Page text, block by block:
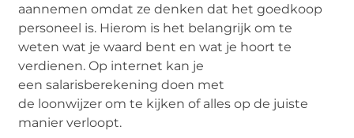
aannemen omdat ze denken dat het goedkoop
personeel is. Hierom is het belangrijk om te
weten wat je waard bent en wat je hoort te
verdienen. Op internet kan je
eensalarisberekening doen met
de loonwijzer om te kijken of alles op de juiste
manier verloopt.